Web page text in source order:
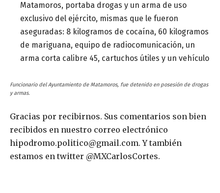
Matamoros, portaba drogas y un arma de uso
exclusivo del ejército, mismas que le fueron
aseguradas: 8 kilogramos de cocaína, 60 kilogramos
de mariguana, equipo de radiocomunicación, un
arma corta calibre 45, cartuchos útiles y un vehículo
Funcionario del Ayuntamiento de Matamoros, fue detenido en posesión de drogas
y armas.
Gracias por recibirnos. Sus comentarios son bien
recibidos en nuestro correo electrónico
hipodromo.politico@gmail.com. Y también
estamos en twitter @MXCarlosCortes.